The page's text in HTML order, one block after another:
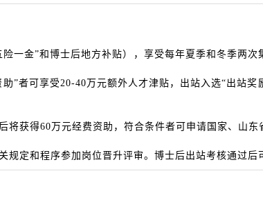
金”和博士后地方补贴），享受每年夏季和冬季两次
者可享受20-40万元额外人才津贴，出站入选“出站奖
获得60万元经费资助，符合条件者可申请国家、山东
定和程序参加岗位晋升评审。博士后出站考核通过后